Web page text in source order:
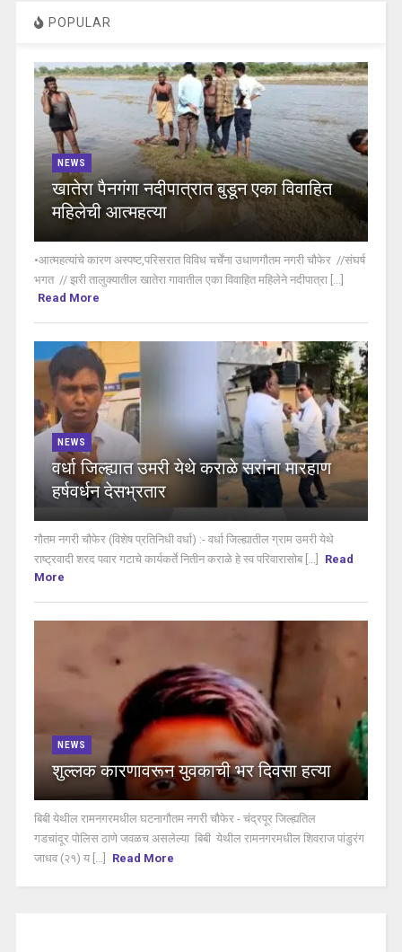
POPULAR
NEWS
खातेरा पैनगंगा नदीपात्रात बुडून एका विवाहित
महिलेची आत्महत्या
•आत्महत्यांचे कारण अस्पष्ट,परिसरात विविध चर्चेंना उधाणगौतम नगरी चौफेर //संघर्ष
भगत // झरी तालुक्यातील खातेरा गावातील एका विवाहित महिलेने नदीपात्रा [...]
Read More
NEWS
वर्धा जिल्ह्यात उमरी येथे कराळे सरांना मारहाण
हर्षवर्धन देसभ्रतार
गौतम नगरी चौफेर (विशेष प्रतिनिधी वर्धा) :- वर्धा जिल्ह्यातील ग्राम उमरी येथे
राष्ट्रवादी शरद पवार गटाचे कार्यकर्ते नितीन कराळे हे स्व परिवारासोब [...]
Read
More
NEWS
शुल्लक कारणावरून युवकाची भर दिवसा हत्या
बिबी येथील रामनगरमधील घटनागौतम नगरी चौफेर - चंद्रपूर जिल्ह्यतिल
गडचांदूर पोलिस ठाणे जवळच असलेल्या बिबी येथील रामनगरमधील शिवराज पांडुरंग
जाधव (२१) य [...]
Read More